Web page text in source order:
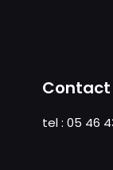
Contact
tel : 05 46